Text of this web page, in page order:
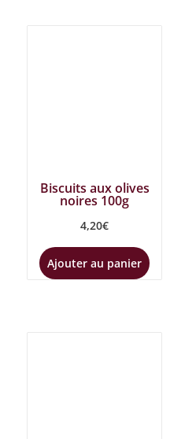
Biscuits aux olives
noires 100g
4,20€
Ajouter au panier